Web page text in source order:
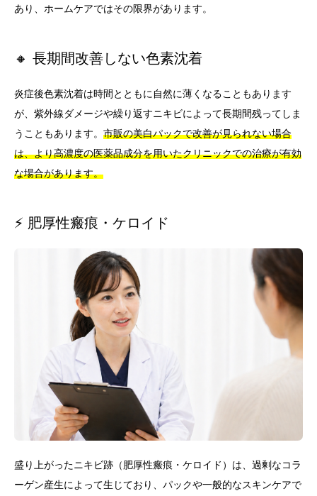
あり、ホームケアではその限界があります。
🔸 長期間改善しない色素沈着
炎症後色素沈着は時間とともに自然に薄くなることもあります
が、紫外線ダメージや繰り返すニキビによって長期間残ってしま
うこともあります。 市販の美白パックで改善が見られない場合
は、より高濃度の医薬品成分を用いたクリニックでの治療が有効
な場合があります。
⚡ 肥厚性瘢痕・ケロイド
盛り上がったニキビ跡（肥厚性瘢痕・ケロイド）は、過剰なコラ
ーゲン産生によって生じており、パックや一般的なスキンケアで